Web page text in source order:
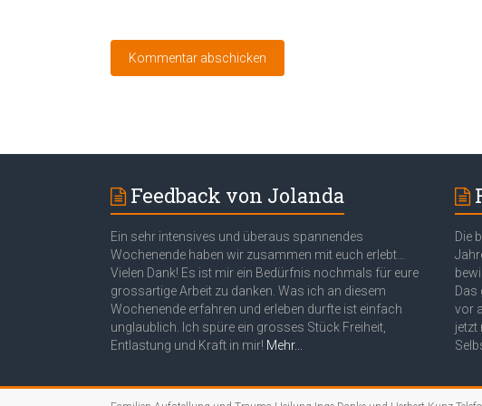
Feedback von Jolanda
Ein sehr intensives und überaus spannendes
Wochenende haben wir zusammen mit euch erlebt…
Vielen Dank! Es ist mir ein Bedürfnis nochmals für eure
grossartige Arbeit zu danken. Was ich an diesem
Wochenende erfahren und erleben durfte ist einfach
unglaublich. Ich spüre ein grosses Stück Freiheit,
Entlastung und Kraft in mir! Mehr...
Die
Das
vor
jetzt